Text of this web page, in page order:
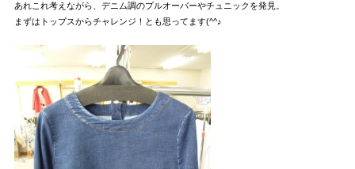
あれこれ考えながら、デニム調のプルオーバーやチュニックを発見。
まずはトップスからチャレンジ！とも思ってます(^^♪